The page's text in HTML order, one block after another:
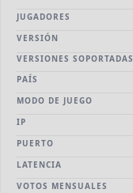
🎮
JUGADORES
VERSIÓN
VERSIONES SOPORTADAS
PAÍS
MODO DE JUEGO
IP
PUERTO
LATENCIA
VOTOS MENSUALES